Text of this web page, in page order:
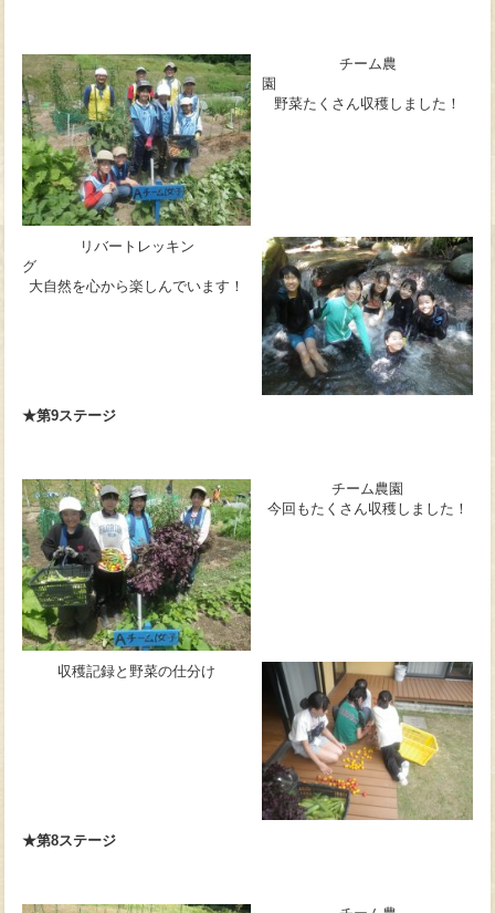
チーム農
野菜たくさん収穫しました！
リバートレッキン
グ
大自然を心から楽しんでいます！
★第9ステージ
チーム農園
今回もたくさん収穫しました！
収穫記録と野菜の仕分け
★第8ステージ